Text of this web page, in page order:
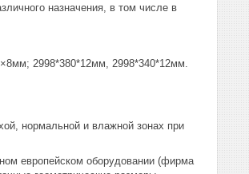
назначения, в том числе в
2998*380*12мм, 2998*340*12мм.
нормальной и влажной зонах при
европейском оборудовании (фирма